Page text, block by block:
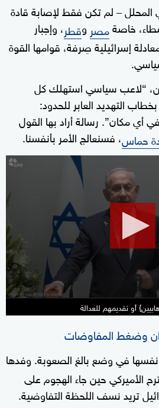
المحلل – لم تكن فقط لإصابة قادة
خاصةمصر وقطر، وإجبار
إسرائيلية صِرفة، قوامها القوة
“لاعب سياسي استهلك كل
التهديد العابر للحدود:
مكان”. رسالة أراد بها القول
حماس، فسنعالج الأمر بأنفسنا.
0
of
seconds
أو تقديمهم للعدالة
وضغط المفاوضات
نفسها في وضع بالغ الصعوبة. وفدها
الأميركي حين جاء الهجوم على
تريد نسف اللحظة التفاوضية.